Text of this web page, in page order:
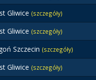
Gliwice (szczegóły)
Gliwice (szczegóły)
Szczecin (szczegóły)
Gliwice (szczegóły)